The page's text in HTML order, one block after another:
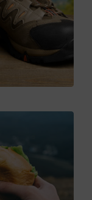
en laine.
24 km / 3
et
sparadrap si
un bon
avec vous
des barres